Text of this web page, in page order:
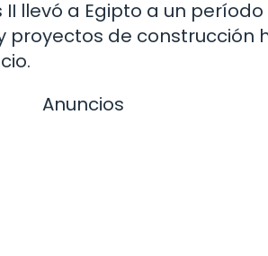
llevó a Egipto a un
proyectos de construcción
Anuncios